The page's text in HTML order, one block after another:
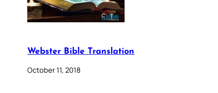
Webster Bible Translation
October 11, 2018